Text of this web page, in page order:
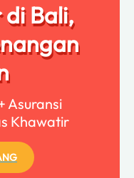
di Bali,
Asuransi
Khawatir